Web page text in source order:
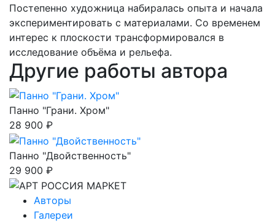
Постепенно художница набиралась опыта и начала
экспериментировать с материалами. Со временем
интерес к плоскости трансформировался в
исследование объёма и рельефа.
Другие работы автора
Панно "Грани. Хром"
28 900 ₽
Панно "Двойственность"
29 900 ₽
Авторы
Галереи